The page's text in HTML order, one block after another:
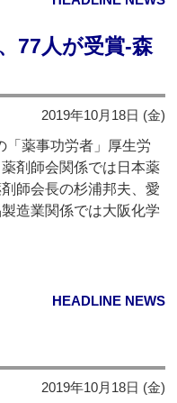
77人が受賞‐森
2019年10月18日 (金)
薬事功労者」厚生労
剤師会関係では日本薬
師会長の杉浦邦夫、愛
造業関係では大阪化学
HEADLINE NEWS
2019年10月18日 (金)